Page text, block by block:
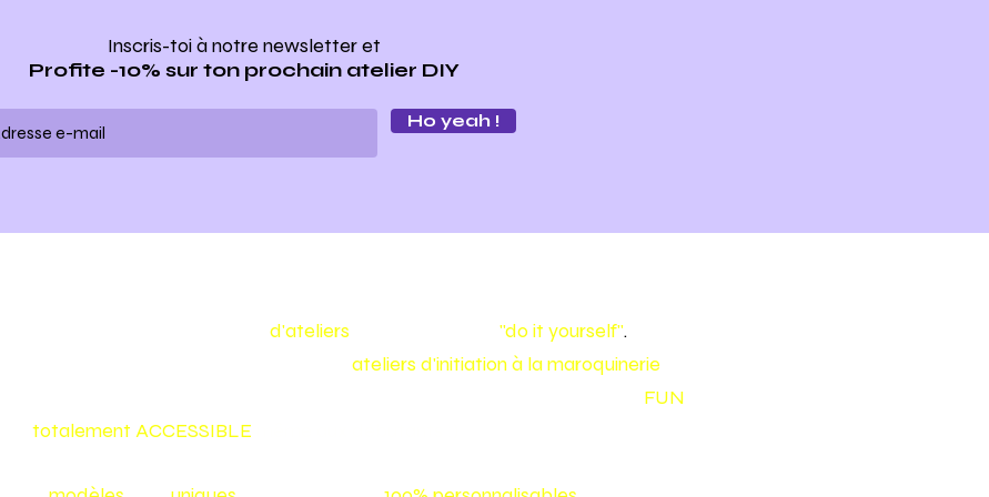
Inscris-toi à notre newsletteret
Profite -10% sur ton prochain atelier DIY
Ho yeah !
d'ateliers "do it yourself".
ateliers d'initiation à la maroquinerie
FUN
totalement ACCESSIBLE